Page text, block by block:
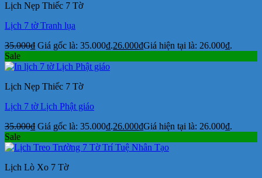
Lịch Nẹp Thiếc 7 Tờ
Lịch 7 tờ Tranh lụa
35.000₫ Giá gốc là: 35.000₫.26.000₫Giá hiện tại là: 26.000₫.
Sale
Lịch Nẹp Thiếc 7 Tờ
Lịch 7 tờ Lịch Phật giáo
35.000₫ Giá gốc là: 35.000₫.26.000₫Giá hiện tại là: 26.000₫.
Sale
Lịch Lò Xo 7 Tờ